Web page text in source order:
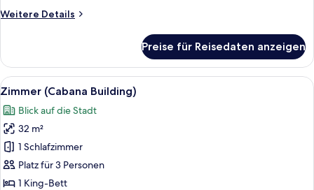
Weitere Details
Weitere
Balkon
(Cabana
Building)
Preise für Reisedaten anzeigen
Alle
Fotos
für
Zimmer
(Cabana
Building)
anzeigen
Ein Hotelzimmer mit einem Bett,
4
Zimmer (Cabana Building)
Blick auf die Stadt
32 m²
1 Schlafzimmer
Platz für 3 Personen
1 King-Bett